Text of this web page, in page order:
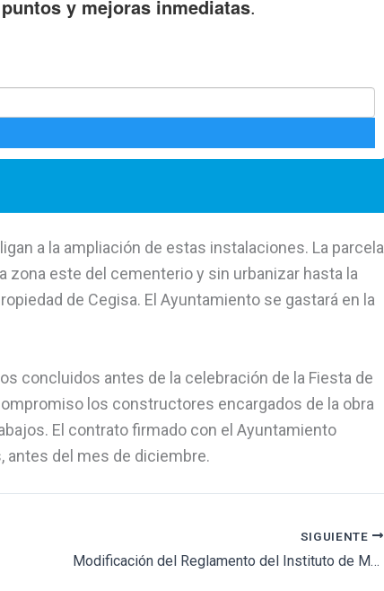
a la ampliación de estas instalaciones. La parcela
zona este del cementerio y sin urbanizar hasta la
de Cegisa. El Ayuntamiento se gastará en la
concluidos antes de la celebración de la Fiesta de
los constructores encargados de la obra
El contrato firmado con el Ayuntamiento
antes del mes de diciembre.
SIGUIENTE
Modificación del Reglamento del Instituto de Medicina Legal de Cataluña